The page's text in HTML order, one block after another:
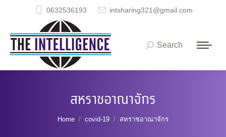
0632536193 intsharing321@gmail.com
Search:
Search
สหราชอาณาจักร
You are here:
Home covid-19 สหราชอาณาจักร